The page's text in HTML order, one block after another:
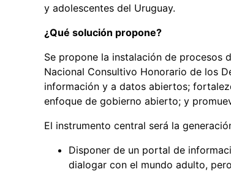
y adolescentes del Uruguay.
¿Qué solución propone?
Se propone la instalación de procesos
Nacional Consultivo Honorario de los
información y a datos abiertos;
enfoque de gobierno abierto; y
El instrumento central será la
Disponer de un portal de
dialogar con el mundo adulto,